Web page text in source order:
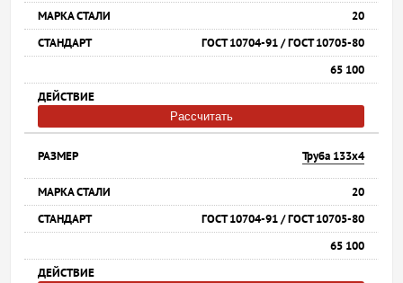
20
ГОСТ 10704-91 / ГОСТ 10705-80
65 100
Рассчитать
Труба 133х4
20
ГОСТ 10704-91 / ГОСТ 10705-80
65 100